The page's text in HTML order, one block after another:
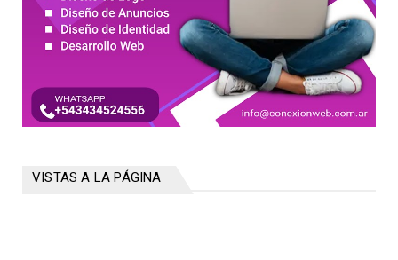
VISTAS A LA PÁGINA